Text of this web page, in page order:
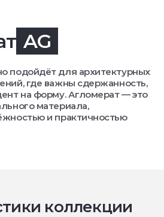
AG
подойдёт для архитектурных
где важны сдержанность,
на форму. Агломерат — это
материала,
и практичностью
коллекции